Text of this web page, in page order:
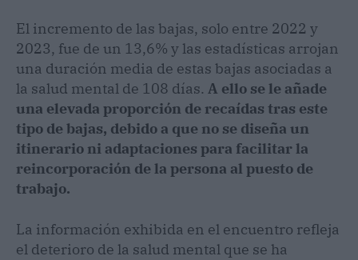
El incremento de las bajas, solo entre 2022 y
2023, fue de un 13,6% y las estadísticas arrojan
una duración media de estas bajas asociadas a
la salud mental de 108 días. A ello se le añade
una elevada proporción de recaídas tras este
tipo de bajas, debido a que no se diseña un
itinerario ni adaptaciones para facilitar la
reincorporación de la persona al puesto de
trabajo.
La información exhibida en el encuentro refleja
el deterioro de la salud mental que se ha